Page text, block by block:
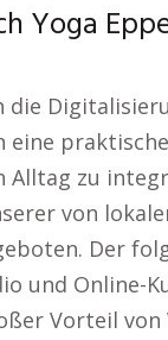
Yoga
die
eine
zu
von
Der
und Online-
Vorteil von